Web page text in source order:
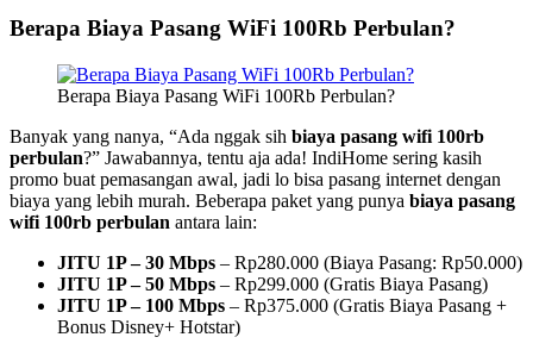
Berapa Biaya Pasang WiFi 100Rb Perbulan?
Berapa Biaya Pasang WiFi 100Rb Perbulan?
Banyak yang nanya, “Ada nggak sih biaya pasang wifi 100rb
perbulan?” Jawabannya, tentu aja ada! IndiHome sering kasih
promo buat pemasangan awal, jadi lo bisa pasang internet dengan
biaya yang lebih murah. Beberapa paket yang punya biaya pasang
wifi 100rb perbulan antara lain:
JITU 1P – 30 Mbps – Rp280.000 (Biaya Pasang: Rp50.000)
JITU 1P – 50 Mbps – Rp299.000 (Gratis Biaya Pasang)
JITU 1P – 100 Mbps – Rp375.000 (Gratis Biaya Pasang +
Bonus Disney+ Hotstar)